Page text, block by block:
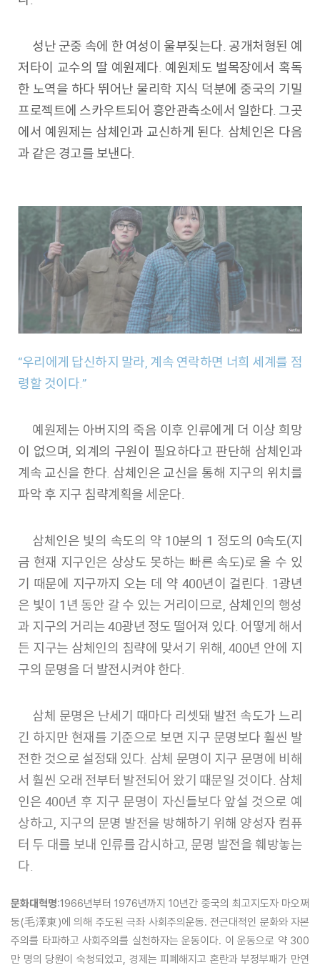
성난 군중 속에 한 여성이 울부짖는다. 공개처형된 예
저타이 교수의 딸 예원제다. 예원제도 벌목장에서 혹독
한 노역을 하다 뛰어난 물리학 지식 덕분에 중국의 기밀
프로젝트에 스카우트되어 흥안관측소에서 일한다. 그곳
에서 예원제는 삼체인과 교신하게 된다. 삼체인은 다음
과 같은 경고를 보낸다.
“우리에게 답신하지 말라, 계속 연락하면 너희 세계를 점
령할 것이다.”
예원제는 아버지의 죽음 이후 인류에게 더 이상 희망
이 없으며, 외계의 구원이 필요하다고 판단해 삼체인과
계속 교신을 한다. 삼체인은 교신을 통해 지구의 위치를
파악 후 지구 침략계획을 세운다.
삼체인은 빛의 속도의 약 10분의 1 정도의 0속도(지
금 현재 지구인은 상상도 못하는 빠른 속도)로 올 수 있
기 때문에 지구까지 오는 데 약 400년이 걸린다. 1광년
은 빛이 1년 동안 갈 수 있는 거리이므로, 삼체인의 행성
과 지구의 거리는 40광년 정도 떨어져 있다. 어떻게 해서
든 지구는 삼체인의 침략에 맞서기 위해, 400년 안에 지
구의 문명을 더 발전시켜야 한다.
삼체 문명은 난세기 때마다 리셋돼 발전 속도가 느리
긴 하지만 현재를 기준으로 보면 지구 문명보다 훨씬 발
전한 것으로 설정돼 있다. 삼체 문명이 지구 문명에 비해
서 훨씬 오래 전부터 발전되어 왔기 때문일 것이다. 삼체
인은 400년 후 지구 문명이 자신들보다 앞설 것으로 예
상하고, 지구의 문명 발전을 방해하기 위해 양성자 컴퓨
터 두 대를 보내 인류를 감시하고, 문명 발전을 훼방놓는
다.
문화대혁명:1966년부터 1976년까지 10년간 중국의 최고지도자 마오쩌
둥(毛澤東)에 의해 주도된 극좌 사회주의운동. 전근대적인 문화와 자본
주의를 타파하고 사회주의를 실천하자는 운동이다. 이 운동으로 약 300
만 명의 당원이 숙청되었고, 경제는 피폐해지고 혼란과 부정부패가 만연